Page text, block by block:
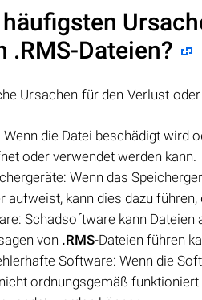
.RMS-Dateien?
Ursachen für den Verlust
die Datei beschädigt wird
oder verwendet werden kann.
Wenn das
aufweist, kann dies dazu
Schadsoftware kann
von .RMS-Dateien führen
Software: Wenn die
ordnungsgemäß